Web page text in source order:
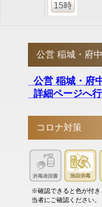
15時
公営 稲城・府
公営 稲城・府
詳細ページへ行
コロナ対策
※確認できると色が付き
当者にご確認ください。